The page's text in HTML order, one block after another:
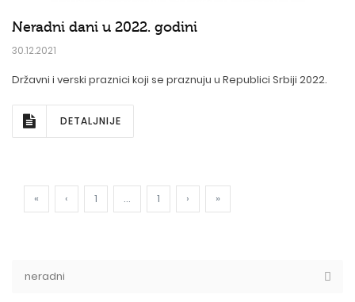
Neradni dani u 2022. godini
30.12.2021
Državni i verski praznici koji se praznuju u Republici Srbiji 2022.
DETALJNIJE
« ‹ 1 ... 1 › »